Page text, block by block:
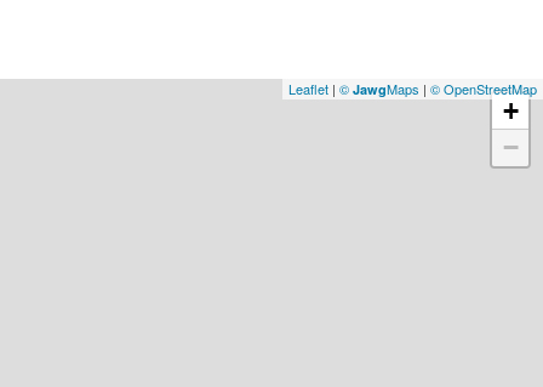
+
−
Leaflet | © JawgMaps | © OpenStreetMap